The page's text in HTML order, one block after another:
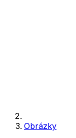
Obrázky